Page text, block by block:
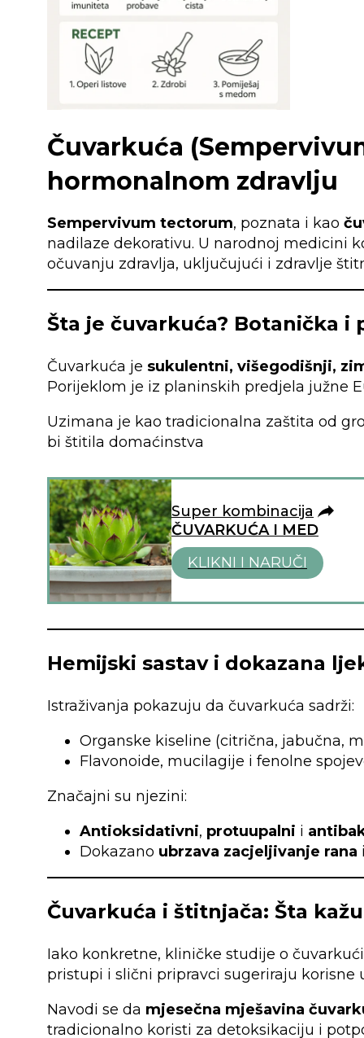
Čuvarkuća
hormonalnom zdravlju
Sempervivum tectorum, poznata i kao
nadilaze dekorativu. U narodnoj medicini
očuvanju zdravlja, uključujući i zdravlje
Šta je čuvarkuća? Botanička i
Čuvarkuća je sukulentni, višegodišnji,
Porijeklom je iz planinskih predjela južne
Uzimana je kao tradicionalna zaštita od
bi štitila domaćinstva
Super kombinacija
ČUVARKUĆA I MED
KLIKNI I NARUČI
Hemijski sastav i dokazana
Istraživanja pokazuju da čuvarkuća sadrži:
Organske kiseline (citrična, jabučna,
Flavonoide, mucilagije i fenolne
Značajni su njezini:
Antioksidativni, protuupalni i
Dokazano ubrzava zacjeljivanje rana
Čuvarkuća i štitnjača: Šta
Iako konkretne, kliničke studije o
pristupi i slični pripravci sugeriraju korisne
Navodi se da mjesečna mješavina
tradicionalno koristi za detoksikaciju i